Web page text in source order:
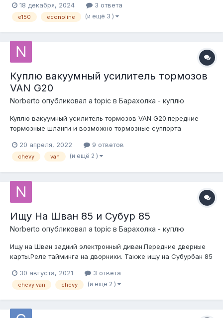
Плюсом там битое крыло и чуть морды. Прошу поделиться
контактами кто, может помочь с ремонтом и наставить на
18 декабря, 2024 3 ответа
e150 econoline (и ещё 3 )
Куплю вакуумный усилитель тормозов
VAN G20
Norberto опубликовал a topic в Барахолка - куплю
Куплю вакуумный усилитель тормозов VAN G20.передние
тормозные шланги и возможно тормозные суппорта
20 апреля, 2022 9 ответов
chevy van (и ещё 2 )
Ищу На Шван 85 и Субур 85
Norberto опубликовал a topic в Барахолка - куплю
Ищу на Шван задний электронный диван.Передние дверные
карты.Реле тайминга на дворники. Также ищу на Субурбан 85
30 августа, 2021
3 ответа
chevy van chevy (и ещё 2 )